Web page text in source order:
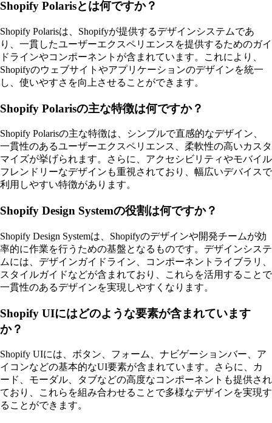
Shopify Polarisとは何ですか？
Shopify Polarisは、Shopifyが提供するデザインシステムであ
り、一貫したユーザーエクスペリエンスを提供するためのガイ
ドラインやコンポーネントが含まれています。これにより、
Shopifyのウェブサイトやアプリケーションのデザインを統一
し、使いやすさを向上させることができます。
Shopify Polarisの主な特徴は何ですか？
Shopify Polarisの主な特徴は、シンプルで直感的なデザイン、
一貫性のあるユーザーエクスペリエンス、柔軟性の高いカスタ
マイズが挙げられます。さらに、アクセシビリティやモバイル
フレンドリーなデザインも重視されており、幅広いデバイスで
利用しやすい特徴があります。
Shopify Design Systemの役割は何ですか？
Shopify Design Systemは、Shopifyのデザインや開発チームが効
率的に作業を行うための基盤となるものです。デザインシステ
ムには、デザインガイドライン、コンポーネントライブラリ、
スタイルガイドなどが含まれており、これらを活用することで
一貫性のあるデザインを実現しやすくなります。
Shopify UIにはどのような要素が含まれています
か？
Shopify UIには、ボタン、フォーム、ナビゲーションバー、ア
イコンなどの基本的なUI要素が含まれています。さらに、カ
ード、モーダル、タブなどの高度なコンポーネントも提供され
ており、これらを組み合わせることで多様なデザインを実現す
ることができます。